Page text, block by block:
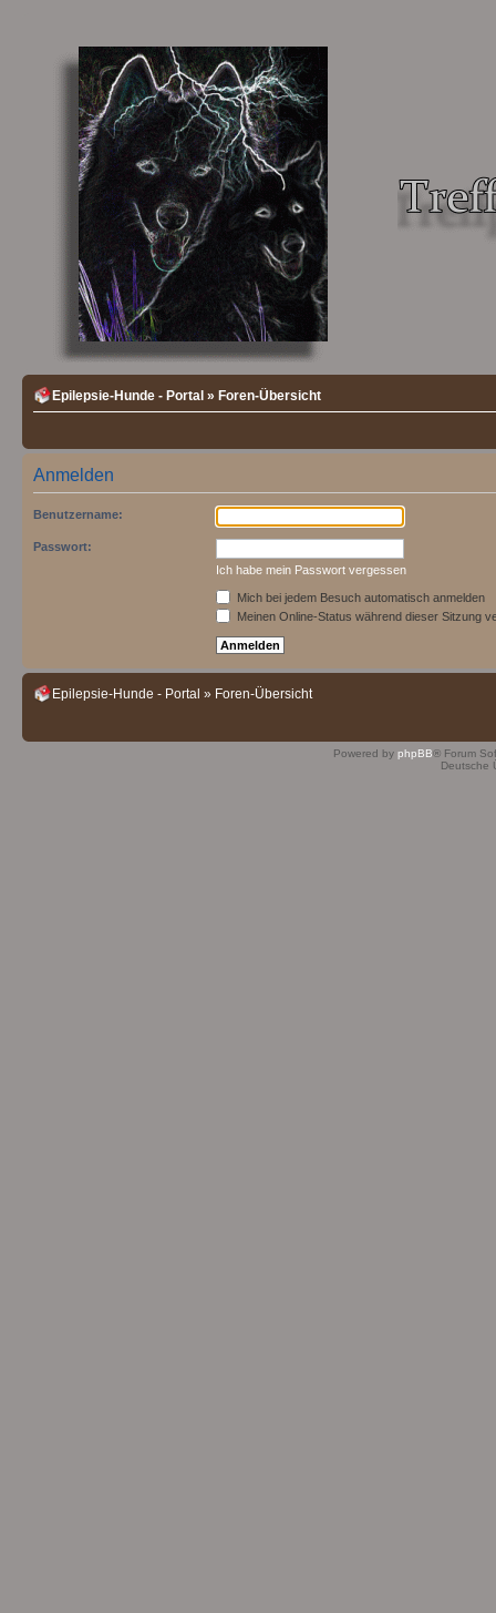
Epilepsie-Hunde - Portal » Foren-Übersicht
Anmelden
Benutzername:
Passwort:
Ich habe mein Passwort vergessen
Mich bei jedem Besuch automatisch anmelden
Meinen Online-Status während dieser Sitzung
Epilepsie-Hunde - Portal » Foren-Übersicht
Powered by phpBB® Forum
Deutsche